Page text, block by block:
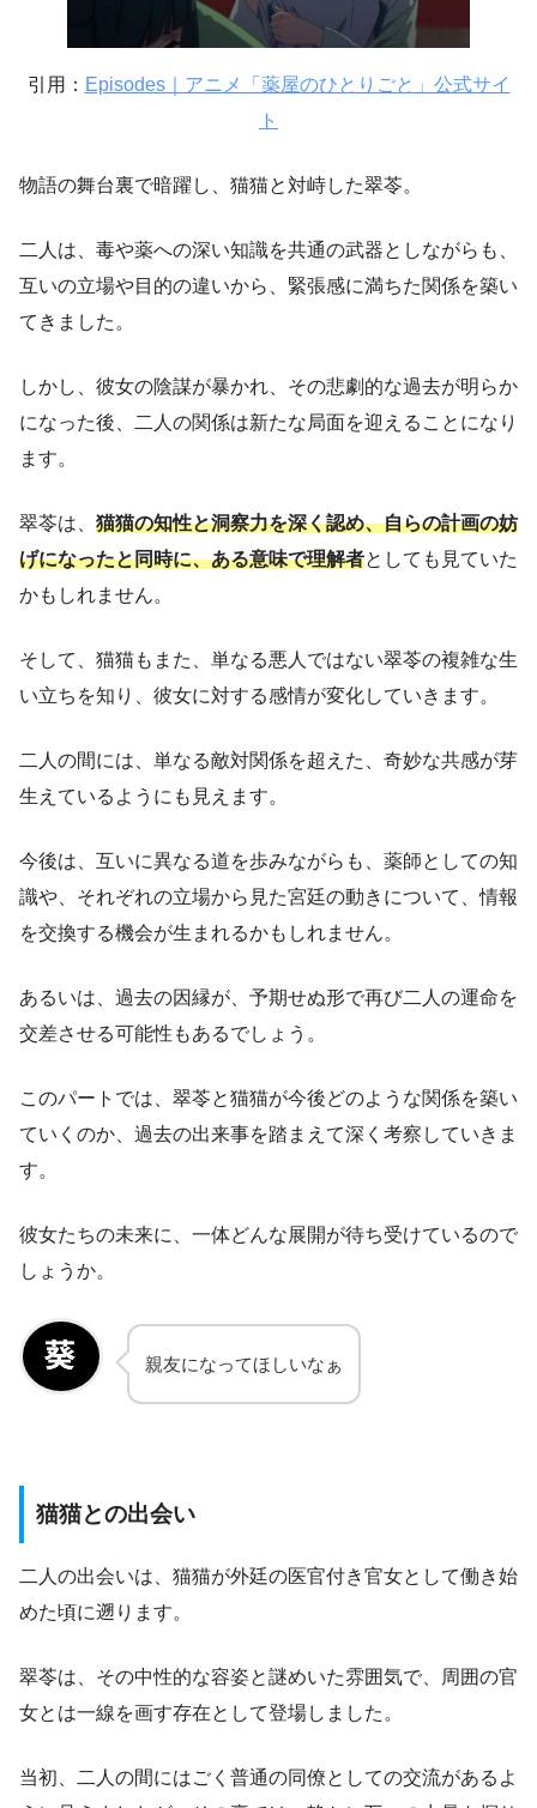
引用： Episodes｜アニメ「薬屋のひとりごと」公式サイ
ト
物語の舞台裏で暗躍し、猫猫と対峙した翠苓。
二人は、毒や薬への深い知識を共通の武器としながらも、
互いの立場や目的の違いから、緊張感に満ちた関係を築い
てきました。
しかし、彼女の陰謀が暴かれ、その悲劇的な過去が明らか
になった後、二人の関係は新たな局面を迎えることになり
ます。
翠苓は、 猫猫の知性と洞察力を深く認め、自らの計画の妨
げになったと同時に、ある意味で理解者としても見ていた
かもしれません。
そして、猫猫もまた、単なる悪人ではない翠苓の複雑な生
い立ちを知り、彼女に対する感情が変化していきます。
二人の間には、単なる敵対関係を超えた、奇妙な共感が芽
生えているようにも見えます。
今後は、互いに異なる道を歩みながらも、薬師としての知
識や、それぞれの立場から見た宮廷の動きについて、情報
を交換する機会が生まれるかもしれません。
あるいは、過去の因縁が、予期せぬ形で再び二人の運命を
交差させる可能性もあるでしょう。
このパートでは、翠苓と猫猫が今後どのような関係を築い
ていくのか、過去の出来事を踏まえて深く考察していきま
す。
彼女たちの未来に、一体どんな展開が待ち受けているので
しょうか。
親友になってほしいなぁ
猫猫との出会い
二人の出会いは、猫猫が外廷の医官付き官女として働き始
めた頃に遡ります。
翠苓は、その中性的な容姿と謎めいた雰囲気で、周囲の官
女とは一線を画す存在として登場しました。
当初、二人の間にはごく普通の同僚としての交流があるよ